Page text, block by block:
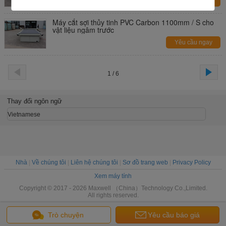
Máy cắt sợi thủy tinh PVC Carbon 1100mm / S cho
vật liệu ngâm trước
Yêu cầu ngay
1 / 6
Trò chuyện Yêu cầu báo giá
Thay đổi ngôn ngữ
Vietnamese
Nhà| Về chúng tôi Liên hệ chúng tôi Sơ đồ trang web
Privacy Policy
Xem máy tính
Copyright © 2017 - 2026 Maxwell （China）Technology Co.,Limited.
All rights reserved.